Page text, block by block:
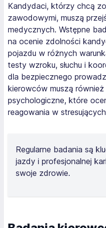
Kandydaci, którzy chcą
zawodowymi, muszą
medycznych. Wstępne
na ocenie zdolności
pojazdu w różnych
testy wzroku, słuchu i
dla bezpiecznego
kierowców muszą
psychologiczne, które
reagowania w
Regularne badania są
jazdy i profesjonalnej
swoje zdrowie.